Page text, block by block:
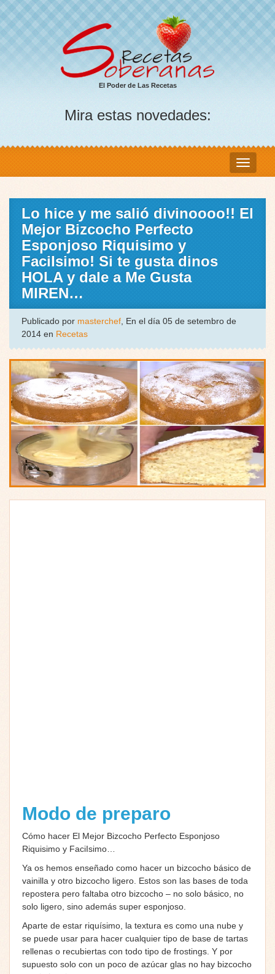
El Poder de Las Recetas
Mira estas novedades:
Lo hice y me salió divinoooo!! El
Mejor Bizcocho Perfecto
Esponjoso Riquisimo y
FaciIsimo! Si te gusta dinos
HOLA y dale a Me Gusta
MIREN…
Publicado por masterchef, En el día 05 de setembro de
2014 en Recetas
Modo de preparo
Cómo hacer El Mejor Bizcocho Perfecto Esponjoso
Riquisimo y FaciIsimo…
Ya os hemos enseñado como hacer un bizcocho básico de
vainilla y otro bizcocho ligero. Estos son las bases de toda
repostera pero faltaba otro bizcocho – no solo básico, no
solo ligero, sino además super esponjoso.
Aparte de estar riquísimo, la textura es como una nube y
se puede usar para hacer cualquier tipo de base de tartas
rellenas o recubiertas con todo tipo de frostings. Y por
supuesto solo con un poco de azúcar glas no hay bizcocho